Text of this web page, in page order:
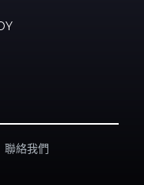
聯絡我們